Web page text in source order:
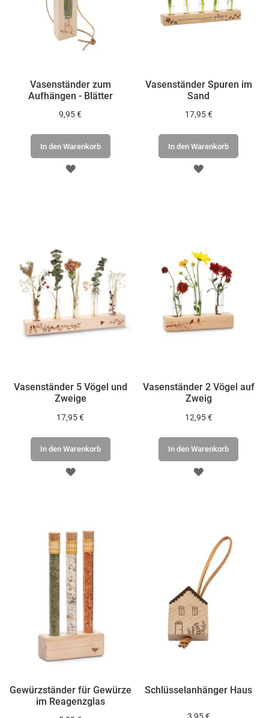
Vasenständer zum
Aufhängen - Blätter
9,95 €
In den Warenkorb
ZUR
Vasenständer Spuren im
Sand
17,95 €
In den Warenkorb
ZUR
Vasenständer 5 Vögel und
Zweige
17,95 €
In den Warenkorb
ZUR
Vasenständer 2 Vögel auf
Zweig
12,95 €
In den Warenkorb
ZUR
Gewürzständer für Gewürze
im Reagenzglas
Schlüsselanhänger Haus
3,95 €